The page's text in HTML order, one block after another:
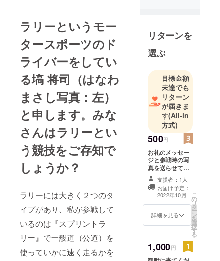
ラリーというモー
タースポーツのド
ライバーをしてい
る塙 将司（はなわ
まさし写真：左）
と申します。みな
さんはラリーとい
う競技をご存知で
しょうか？
ラリーには大きく２つのタ
イプがあり、私が参戦して
いるのは『スプリントラ
リー』で一般道（公道）を
使っていかに速く走るかを
リターンを
選ぶ
目標金額
未達でも
リターン
が届きま
す(All-in
方式)
500円
お礼のメッセー
ジと参戦時の写
真を送らせてい
ただきます！
支援者：1人
お届け予定：
2022年10月
詳細を見る
こ
の
リ
タ
ー
ン
を
選
択
す
る
1,000円